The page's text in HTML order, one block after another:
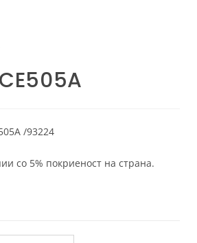
/93224
со 5% покриеност на страна.